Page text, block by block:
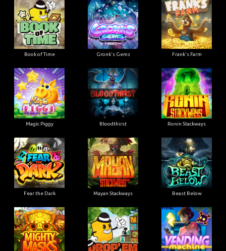
Book of Time Gronk's Gems Frank's Farm
Magic Piggy Bloodthirst Ronin Stackways
Fear the Dark Mayan Stackways Beast Below